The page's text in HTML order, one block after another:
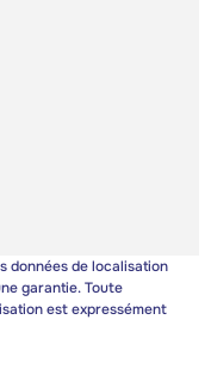
données de localisation
garantie. Toute
est expressément